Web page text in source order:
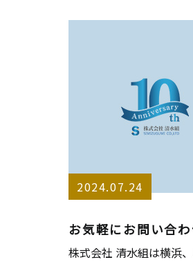
2024.07.24
株式会社 清水組は横浜